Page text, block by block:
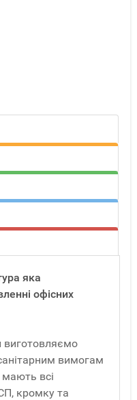
яка
офісних
виготовляємо
вимогам
мають всі
кромку та